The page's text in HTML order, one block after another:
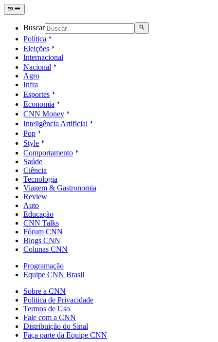
Buscar
Política
Eleições
Internacional
Nacional
Agro
Infra
Esportes
Economia
CNN Money
Inteligência Artificial
Pop
Style
Comportamento
Saúde
Ciência
Tecnologia
Viagem & Gastronomia
Review
Auto
Educação
CNN Talks
Fórum CNN
Blogs CNN
Colunas CNN
Programação
Equipe CNN Brasil
Sobre a CNN
Política de Privacidade
Termos de Uso
Fale com a CNN
Distribuição do Sinal
Faça parte da Equipe CNN